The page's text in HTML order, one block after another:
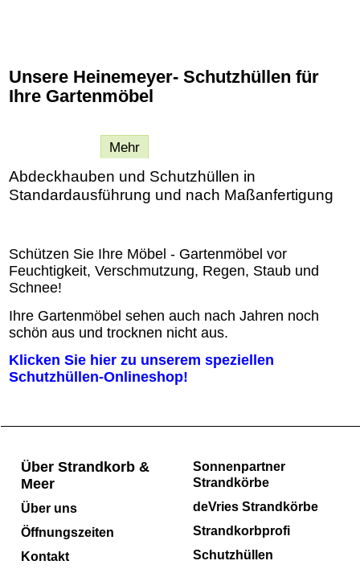
Unsere Heinemeyer- Schutzhüllen für
Ihre Gartenmöbel
Mehr
Abdeckhauben und Schutzhüllen in
Standardausführung und nach Maßanfertigung
Schützen Sie Ihre Möbel - Gartenmöbel vor
Feuchtigkeit, Verschmutzung, Regen, Staub und
Schnee!
Ihre Gartenmöbel sehen auch nach Jahren noch
schön aus und trocknen nicht aus.
Klicken Sie hier zu unserem speziellen
Schutzhüllen-Onlineshop!
Sonnenpartner
Strandkörbe
deVries Strandkörbe
Strandkorbprofi
Schutzhüllen
Über Strandkorb &
Meer
Über uns
Öffnungszeiten
Kontakt